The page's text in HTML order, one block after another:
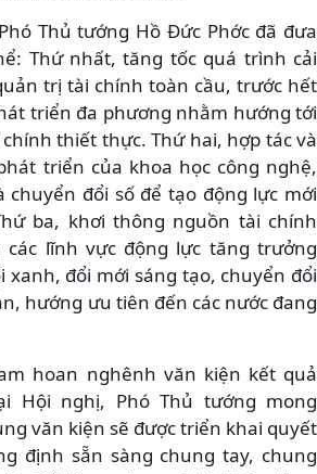
Thủ tướng Hồ Đức Phớc đã đưa
Thứ nhất, tăng tốc quá trình cải
trị tài chính toàn cầu, trước hết
triển đa phương nhằm hướng tới
thiết thực. Thứ hai, hợp tác và
triển của khoa học công nghệ,
chuyển đổi số để tạo động lực mới
ba, khơi thông nguồn tài chính
lĩnh vực động lực tăng trưởng
xanh, đổi mới sáng tạo, chuyển đổi
hướng ưu tiên đến các nước đang
hoan nghênh văn kiện kết quả
Hội nghị, Phó Thủ tướng mong
văn kiện sẽ được triển khai quyết
định sẵn sàng chung tay, chung